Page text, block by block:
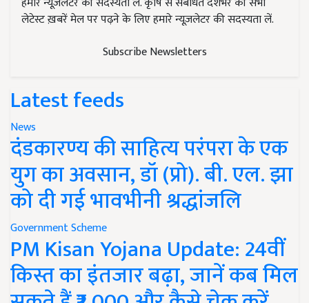
लेटेस्ट ख़बरें मेल पर पढ़ने के लिए हमारे न्यूज़लेटर की सदस्यता लें.
Subscribe Newsletters
Latest feeds
News
दंडकारण्य की साहित्य परंपरा के एक
युग का अवसान, डॉ (प्रो). बी. एल. झा
को दी गई भावभीनी श्रद्धांजलि
Government Scheme
PM Kisan Yojana Update: 24वीं
किस्त का इंतजार बढ़ा, जानें कब मिल